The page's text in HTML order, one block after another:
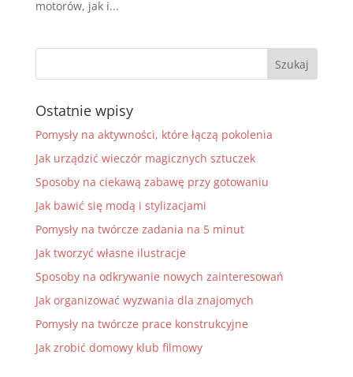
motorów, jak i...
Ostatnie wpisy
Pomysły na aktywności, które łączą pokolenia
Jak urządzić wieczór magicznych sztuczek
Sposoby na ciekawą zabawę przy gotowaniu
Jak bawić się modą i stylizacjami
Pomysły na twórcze zadania na 5 minut
Jak tworzyć własne ilustracje
Sposoby na odkrywanie nowych zainteresowań
Jak organizować wyzwania dla znajomych
Pomysły na twórcze prace konstrukcyjne
Jak zrobić domowy klub filmowy